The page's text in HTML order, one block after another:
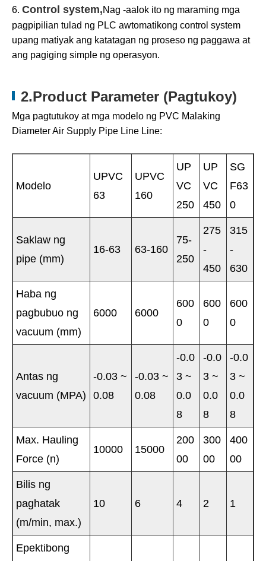
6. Control system,Nag -aalok ito ng maraming mga
pagpipilian tulad ng PLC awtomatikong control system
upang matiyak ang katatagan ng proseso ng paggawa at
ang pagiging simple ng operasyon.
2.Product Parameter (Pagtukoy)
Mga pagtutukoy at mga modelo ng PVC Malaking
Diameter Air Supply Pipe Line Line:
Modelo
UPVC
63
UPVC
160
UP
VC
250
UP
VC
450
SG
F63
0
Saklaw ng
pipe (mm)
16-63 63-160
75-
250
275
-
450
315
-
630
Haba ng
pagbubuo ng
vacuum (mm)
6000 6000
600
0
600
0
600
0
Antas ng
vacuum (MPA)
-0.03 ~
0.08
-0.03 ~
0.08
-0.0
3 ~
0.0
8
-0.0
3 ~
0.0
8
-0.0
3 ~
0.0
8
Max. Hauling
Force (n)
10000 15000
200
00
300
00
400
00
Bilis ng
paghatak
(m/min, max.)
10 6 4 2 1
Epektibong